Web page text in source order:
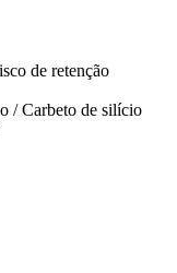
de retenção
/ Carbeto de silício